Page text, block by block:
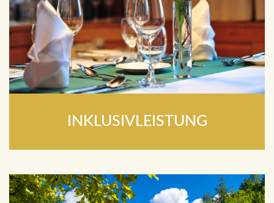
INKLUSIVLEISTUNG